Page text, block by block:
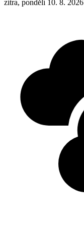
zítra, pondělí 10. 8. 2026